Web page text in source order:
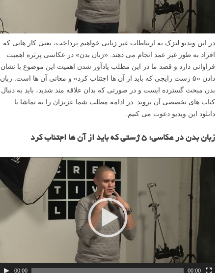
در این ویدیو لنزک به ارتباطات غیر زبانی خواهیم پرداخت، یعنی کار هایی که
افراد به طور غیر عمد انجام می دهند. «زبان بدن» در عکاسی پرتره اهمیت
فراوانی دارد و قصد ما در این مطلب یادآور شدن اهمیت این موضوع با نشان
دادن «۵ ژست رایجی که باید از آن ها اجتناب کرد» و معانی آن ها است. زبان
بدن مبحث گسترده ایست و در صورتی که بدان علاقه مند شدید، باید به دنبال
کتاب های تخصصی آن بروید. در ادامه مطلب شما عزیزان را به تماشا یا
دانلود این ویدیو دعوت می کنیم.
زبان بدن در عکاسی: ۵ ژستی که باید از آن ها اجتناب کرد
00:00 00:00